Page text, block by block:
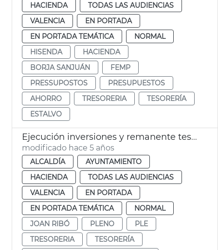
HACIENDA
TODAS LAS AUDIENCIAS
VALENCIA
EN PORTADA
EN PORTADA TEMÁTICA
NORMAL
HISENDA
HACIENDA
BORJA SANJUÁN
FEMP
PRESSUPOSTOS
PRESUPUESTOS
AHORRO
TRESORERIA
TESORERÍA
ESTALVO
Ejecución inversiones y remanente tesorería 2020
modificado hace 5 años
ALCALDÍA
AYUNTAMIENTO
HACIENDA
TODAS LAS AUDIENCIAS
VALENCIA
EN PORTADA
EN PORTADA TEMÁTICA
NORMAL
JOAN RIBÓ
PLENO
PLE
TRESORERIA
TESORERÍA